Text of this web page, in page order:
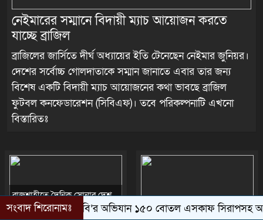
নেইমারের সম্মানে বিদায়ী ম্যাচ আয়োজন করতে
যাচ্ছে ব্রাজিল
ব্রাজিলের জার্সিতে দীর্ঘ অধ্যায়ের ইতি টেনেছেন নেইমার জুনিয়র।
দেশের সর্বোচ্চ গোলদাতাকে সম্মান জানাতে এবার তার জন্য
বিশেষ একটি বিদায়ী ম্যাচ আয়োজনের কথা ভাবছে ব্রাজিল
ফুটবল কনফেডারেশন (সিবিএফ)। তবে পরিকল্পনাটি এখনো
বিস্তারিতঃ
রাজশাহীতে দৈনিক সোনার দেশ
পত্রিকা অফিসে আগুন, পুড়ে ছাঁই
প্রয়োজনীয় নথিপত্র
দুর্গাপুরে বর্ণিল আয়োজনে বাংলা
নববর্ষ ১৪৩৩ উদযাপন
সংবাদ শিরোনামঃ
বিজিবি’র অভিযান ১৫০ বোতল এসকাফ সিরাপসহ আটক ১